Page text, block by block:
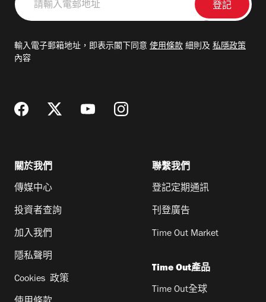
輸
郵
輸入電子郵箱地址，即表示閣下同意 使用條款 細則及 私隱政策
內容
關於我們
傳媒中心
投資者查詢
加入我們
隱私聲明
Cookies 政策
聯繫我們
登記定期通訊
刊登廣告
Time Out Market
Time Out產品
Time Out全球